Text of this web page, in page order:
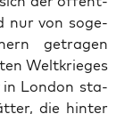
nur von soge­
getra­gen
Welt­krie­ges
Lon­don sta­
die hin­ter